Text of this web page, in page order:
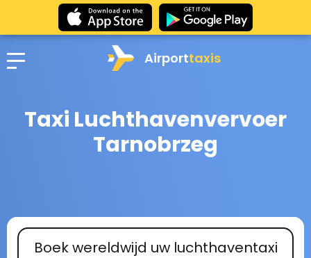
Airporttaxis
Taxi Luchthavenvervoer
Tarnobrzeg
Boek wereldwijd uw luchthaventaxi